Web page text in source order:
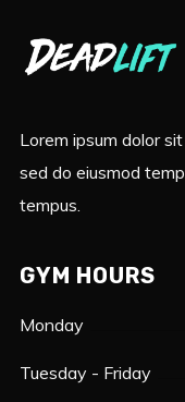
Lorem ipsum dolor
sed do eiusmod
tempus.
GYM HOURS
Monday
Tuesday - Friday